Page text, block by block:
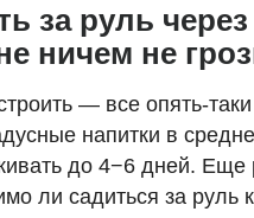
за руль через
ничем не
— все опять-
напитки в
до 4−6 дней. Еще
ли садиться за